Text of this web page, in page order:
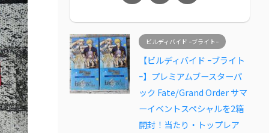
ビルディバイド ｰブライトｰ
【ビルディバイド ｰブライト
ｰ】プレミアムブースターパ
ック Fate/Grand Order サマ
ーイベントスペシャルを2箱
開封！当たり・トップレア